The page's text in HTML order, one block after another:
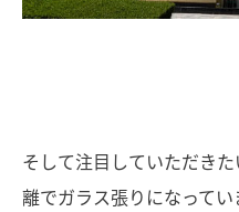
そして注目していただき
離でガラス張りになって